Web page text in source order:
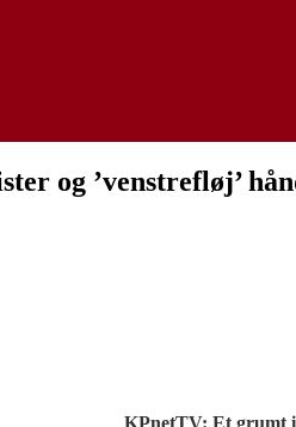
og ’venstrefløj’
KPnetTV: Et grumt